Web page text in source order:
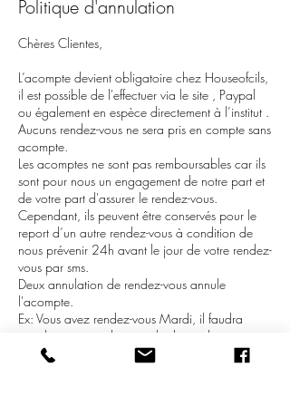
Politique d'annulation
Chères Clientes,
L’acompte devient obligatoire chez Houseofcils,
il est possible de l'effectuer via le site , Paypal
ou également en espèce directement à l’institut .
Aucuns rendez-vous ne sera pris en compte sans
acompte.
Les acomptes ne sont pas remboursables car ils
sont pour nous un engagement de notre part et
de votre part d'assurer le rendez-vous.
Cependant, ils peuvent être conservés pour le
report d’un autre rendez-vous à condition de
nous prévenir 24h avant le jour de votre rendez-
vous par sms.
Deux annulation de rendez-vous annule
l'acompte.
Ex: Vous avez rendez-vous Mardi, il faudra
annuler votre rendez-vous le dimanche avant
19h.